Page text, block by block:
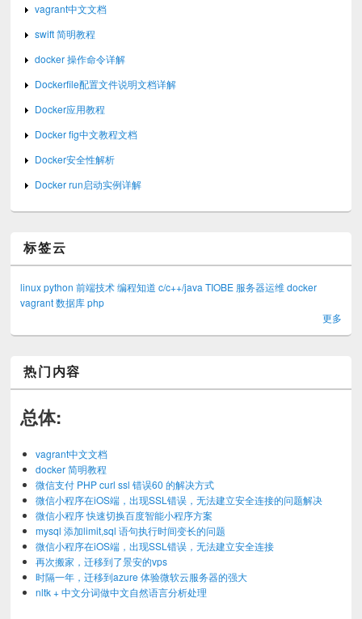
vagrant中文文档
swift 简明教程
docker 操作命令详解
Dockerfile配置文件说明文档详解
Docker应用教程
Docker fig中文教程文档
Docker安全性解析
Docker run启动实例详解
标签云
linux python 前端技术 编程知道 c/c++/java TIOBE 服务器运维 docker
vagrant 数据库 php
更多
热门内容
总体:
vagrant中文文档
docker 简明教程
微信支付 PHP curl ssl 错误60 的解决方式
微信小程序在iOS端，出现SSL错误，无法建立安全连接的问题解决
微信小程序 快速切换百度智能小程序方案
mysql 添加limit,sql 语句执行时间变长的问题
微信小程序在iOS端，出现SSL错误，无法建立安全连接
再次搬家，迁移到了景安的vps
时隔一年，迁移到azure 体验微软云服务器的强大
nltk + 中文分词做中文自然语言分析处理